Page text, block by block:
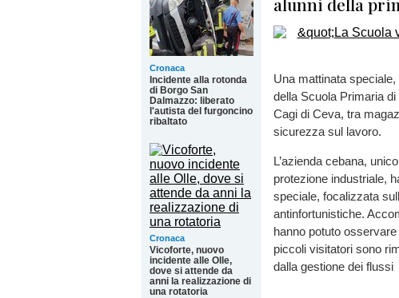
Cronaca
Incidente alla rotonda
di Borgo San
Dalmazzo: liberato
l'autista del furgoncino
ribaltato
Cronaca
Vicoforte, nuovo
incidente alle Olle,
dove si attende da
anni la realizzazione di
una rotatoria
Una mattinata
della Scuola Primaria
Cagi di Ceva, tra
sicurezza sul lavoro.
L’azienda cebana,
protezione industriale,
speciale, focalizzata
antinfortunistiche.
hanno potuto
piccoli visitatori sono
dalla gestione dei